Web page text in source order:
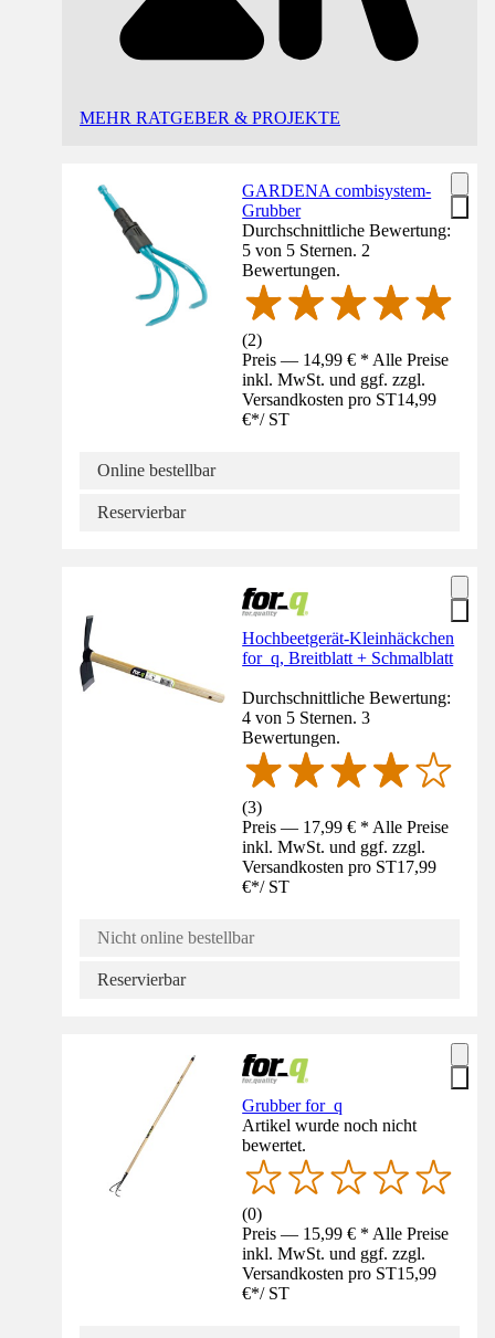
MEHR RATGEBER & PROJEKTE
GARDENA combisystem-
Grubber
Durchschnittliche Bewertung:
5 von 5 Sternen. 2
Bewertungen.
(2)
Preis — 14,99 € * Alle Preise
inkl. MwSt. und ggf. zzgl.
Versandkosten pro ST14,99
€*/ ST
Online bestellbar
Reservierbar
Hochbeetgerät-Kleinhäckchen
for_q, Breitblatt + Schmalblatt
Durchschnittliche Bewertung:
4 von 5 Sternen. 3
Bewertungen.
(3)
Preis — 17,99 € * Alle Preise
inkl. MwSt. und ggf. zzgl.
Versandkosten pro ST17,99
€*/ ST
Nicht online bestellbar
Reservierbar
Grubber for_q
Artikel wurde noch nicht
bewertet.
(0)
Preis — 15,99 € * Alle Preise
inkl. MwSt. und ggf. zzgl.
Versandkosten pro ST15,99
€*/ ST